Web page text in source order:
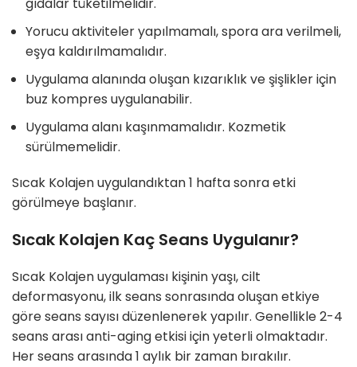
gıdalar tüketilmelidir.
Yorucu aktiviteler yapılmamalı, spora ara verilmeli,
eşya kaldırılmamalıdır.
Uygulama alanında oluşan kızarıklık ve şişlikler için
buz kompres uygulanabilir.
Uygulama alanı kaşınmamalıdır. Kozmetik
sürülmemelidir.
Sıcak Kolajen uygulandıktan 1 hafta sonra etki
görülmeye başlanır.
Sıcak Kolajen Kaç Seans Uygulanır?
Sıcak Kolajen uygulaması kişinin yaşı, cilt
deformasyonu, ilk seans sonrasında oluşan etkiye
göre seans sayısı düzenlenerek yapılır. Genellikle 2-4
seans arası anti-aging etkisi için yeterli olmaktadır.
Her seans arasında 1 aylık bir zaman bırakılır.